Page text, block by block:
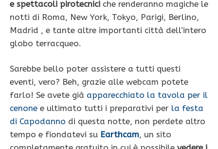
e spettacoli pirotecnici che renderanno magiche le
notti di Roma, New York, Tokyo, Parigi, Berlino,
Madrid , e tante altre importanti città dell’intero
globo terracqueo.
Sarebbe bello poter assistere a tutti questi
eventi, vero? Beh, grazie alle webcam potete
farlo! Se avete già apparecchiato la tavola per il
cenone e ultimato tutti i preparativi per la festa
di Capodanno di questa notte, non perdete altro
tempo e fiondatevi su Earthcam, un sito